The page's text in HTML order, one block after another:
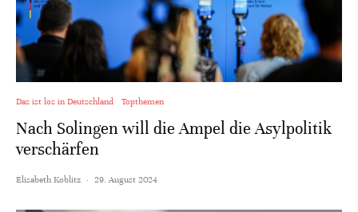
Das ist los in Deutschland Topthemen
Nach Solingen will die Ampel die Asylpolitik
verschärfen
Elisabeth Koblitz · 29. August 2024